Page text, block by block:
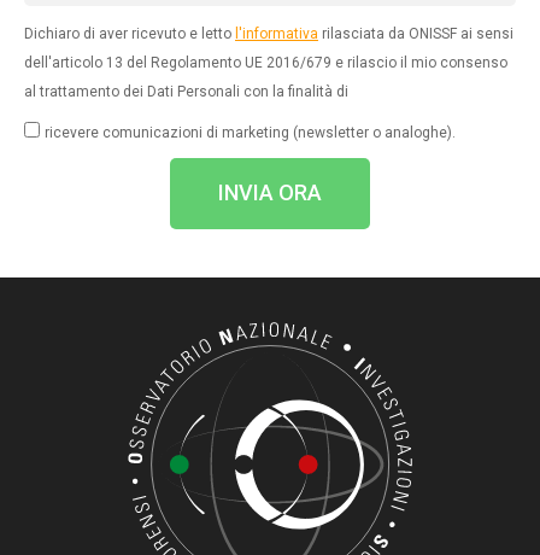
Dichiaro di aver ricevuto e letto l'informativa rilasciata da ONISSF ai sensi
dell'articolo 13 del Regolamento UE 2016/679 e rilascio il mio consenso
al trattamento dei Dati Personali con la finalità di
ricevere comunicazioni di marketing (newsletter o analoghe).
INVIA ORA